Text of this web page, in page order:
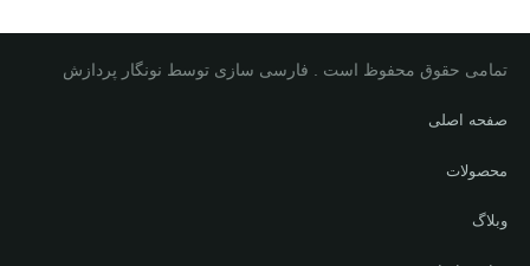
تمامی حقوق محفوظ است . فارسی سازی توسط نونگار پردازش
صفحه اصلی
محصولات
وبلاگ